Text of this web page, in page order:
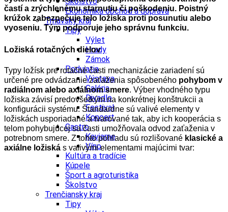
Ekonomika obchod a doprava
Trnavský kraj
Tipy
Výlet
Hrady
Zámok
Podujatia
Výstava
Galéria
Divadlo
Festival
Koncert
Gastro
Kaviarne
Víno
Kultúra a tradície
Kúpele
Šport a agroturistika
Školstvo
Trenčiansky kraj
Tipy
častí a zrýchlenému starnutiu či poškodeniu. Poistný
krúžok zabezpečuje telo ložiska proti posunutiu alebo
vyoseniu. Tým podporuje jeho správnu funkciu.
Ložiská rotačných dielov
Typy ložísk pre rotačné časti mechanizácie zariadení sú
určené pre odvádzanie zaťaženia spôsobeného pohybom v
radiálnom alebo axiálnom smere. Výber vhodného typu
ložiska závisí predovšetkým na konkrétnej konštrukcii a
konfigurácii systému. Štandardne sú valivé elementy v
ložiskách usporiadané a tvarované tak, aby ich kooperácia s
telom pohybujúcej sa časti umožňovala odvod zaťaženia v
potrebnom smere. Z tohto pohľadu sú rozlišované klasické a
axiálne ložiská s valivými elementami majúcimi tvar: